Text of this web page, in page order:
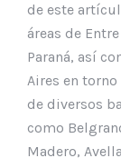
de este
áreas de
Paraná, así
Aires en
de diversos
como
Madero,